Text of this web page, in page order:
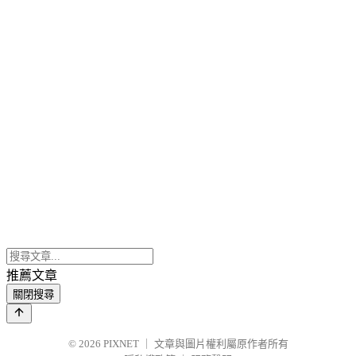
推薦文章
關閉搜尋
© 2026 PIXNET
文章與圖片權利屬原作者所有